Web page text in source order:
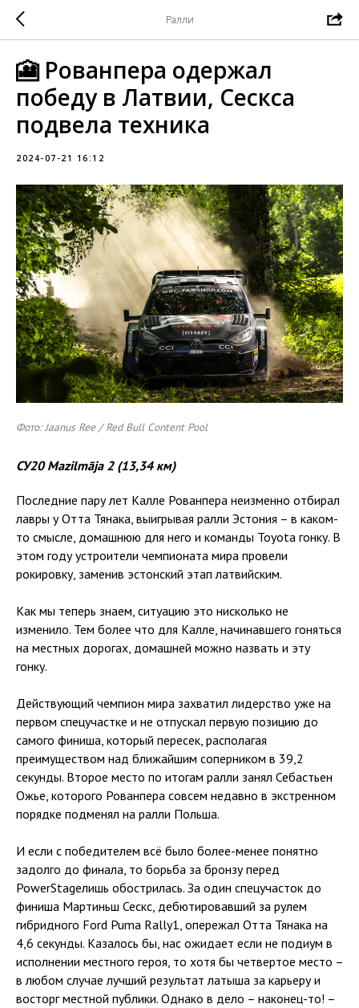
Ралли
🎦 Рованпера одержал
победу в Латвии, Сескса
подвела техника
2024-07-21 16:12
Фото: Jaanus Ree / Red Bull Content Pool
СУ20 Mazilmāja 2 (13,34 км)
Последние пару лет Калле Рованпера неизменно отбирал
лавры у Отта Тянака, выигрывая ралли Эстония – в каком-
то смысле, домашнюю для него и команды Toyota гонку. В
этом году устроители чемпионата мира провели
рокировку, заменив эстонский этап латвийским.
Как мы теперь знаем, ситуацию это нисколько не
изменило. Тем более что для Калле, начинавшего гоняться
на местных дорогах, домашней можно назвать и эту
гонку.
Действующий чемпион мира захватил лидерство уже на
первом спецучастке и не отпускал первую позицию до
самого финиша, который пересек, располагая
преимуществом над ближайшим соперником в 39,2
секунды. Второе место по итогам ралли занял Себастьен
Ожье, которого Рованпера совсем недавно в экстренном
порядке подменял на ралли Польша.
И если с победителем всё было более-менее понятно
задолго до финала, то борьба за бронзу перед
PowerStageлишь обострилась. За один спецучасток до
финиша Мартиньш Сескс, дебютировавший за рулем
гибридного Ford Puma Rally1, опережал Отта Тянака на
4,6 секунды. Казалось бы, нас ожидает если не подиум в
исполнении местного героя, то хотя бы четвертое место –
в любом случае лучший результат латыша за карьеру и
восторг местной публики. Однако в дело – наконец-то! –